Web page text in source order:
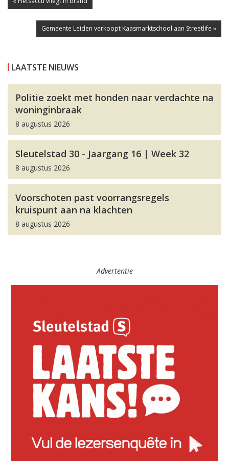
Gemeente Leiden verkoopt Kaasmarktschool aan Streetlife »
LAATSTE NIEUWS
Politie zoekt met honden naar verdachte na
woninginbraak
8 augustus 2026
Sleutelstad 30 - Jaargang 16 | Week 32
8 augustus 2026
Voorschoten past voorrangsregels
kruispunt aan na klachten
8 augustus 2026
Advertentie